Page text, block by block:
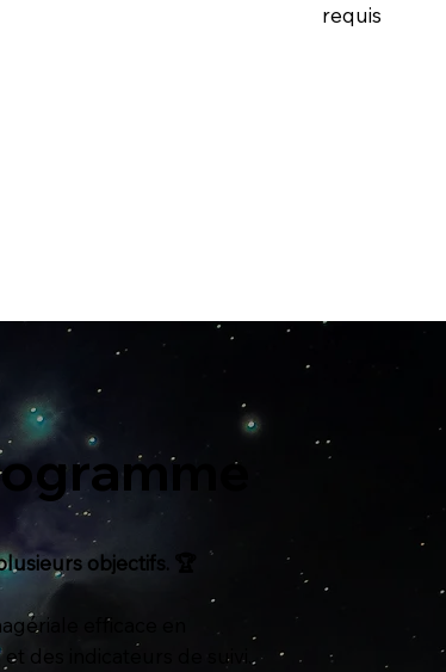
requis
objectifs. 🏆
efficace en
des indicateurs de suivi.